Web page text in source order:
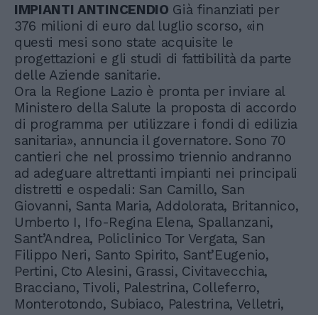
IMPIANTI ANTINCENDIO Già finanziati per
376 milioni di euro dal luglio scorso, «in
questi mesi sono state acquisite le
progettazioni e gli studi di fattibilità da parte
delle Aziende sanitarie.
Ora la Regione Lazio è pronta per inviare al
Ministero della Salute la proposta di accordo
di programma per utilizzare i fondi di edilizia
sanitaria», annuncia il governatore. Sono 70
cantieri che nel prossimo triennio andranno
ad adeguare altrettanti impianti nei principali
distretti e ospedali: San Camillo, San
Giovanni, Santa Maria, Addolorata, Britannico,
Umberto I, Ifo-Regina Elena, Spallanzani,
Sant’Andrea, Policlinico Tor Vergata, San
Filippo Neri, Santo Spirito, Sant’Eugenio,
Pertini, Cto Alesini, Grassi, Civitavecchia,
Bracciano, Tivoli, Palestrina, Colleferro,
Monterotondo, Subiaco, Palestrina, Velletri,